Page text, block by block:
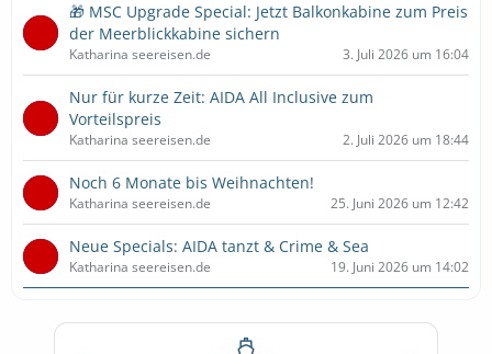
🎁 MSC Upgrade Special: Jetzt Balkonkabine zum Preis
der Meerblickkabine sichern
Katharina seereisen.de 3. Juli 2026 um 16:04
Nur für kurze Zeit: AIDA All Inclusive zum
Vorteilspreis
Katharina seereisen.de 2. Juli 2026 um 18:44
Noch 6 Monate bis Weihnachten!
Katharina seereisen.de 25. Juni 2026 um 12:42
Neue Specials: AIDA tanzt & Crime & Sea
Katharina seereisen.de 19. Juni 2026 um 14:02